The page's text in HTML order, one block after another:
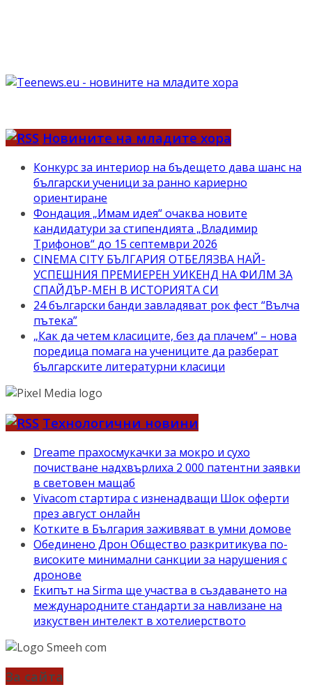
Новините на младите хора
Конкурс за интериор на бъдещето дава шанс на
български ученици за ранно кариерно
ориентиране
Фондация „Имам идея“ очаква новите
кандидатури за стипендията „Владимир
Трифонов“ до 15 септември 2026
CINEMA CITY БЪЛГАРИЯ ОТБЕЛЯЗВА НАЙ-
УСПЕШНИЯ ПРЕМИЕРЕН УИКЕНД НА ФИЛМ ЗА
СПАЙДЪР-МЕН В ИСТОРИЯТА СИ
24 български банди завладяват рок фест “Вълча
пътека”
„Как да четем класиците, без да плачем“ – нова
поредица помага на учениците да разберат
българските литературни класици
Технологични новини
Dreame прахосмукачки за мокро и сухо
почистване надхвърлиха 2 000 патентни заявки
в световен мащаб
Vivacom стартира с изненадващи Шок оферти
през август онлайн
Котките в България заживяват в умни домове
Обединено Дрон Общество разкритикува по-
високите минимални санкции за нарушения с
дронове
Екипът на Sirma ще участва в създаването на
международните стандарти за навлизане на
изкуствен интелект в хотелиерството
За сайта